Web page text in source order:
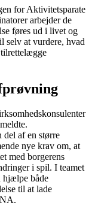
for Aktivitetsparate
arbejder de
føres ud i livet og
selv at vurdere, hvad
del af en større
nye krav om, at
med borgerens
i spil. I teamet
hjælpe både
til at lade